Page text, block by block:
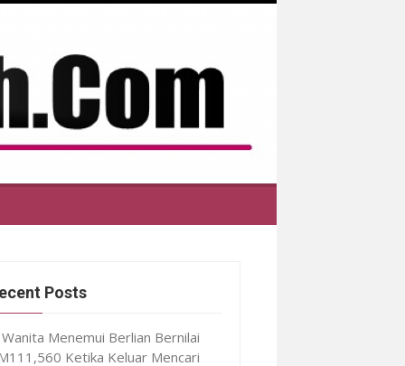
Posts
Wanita Menemui Berlian Bernilai
Ketika Keluar Mencari